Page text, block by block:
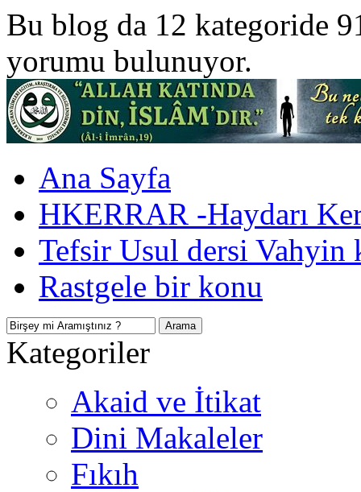
Bu blog da 12 kategoride
yorumu bulunuyor.
Ana Sayfa
HKERRAR -Haydarı
Tefsir Usul dersi Vahyin
Rastgele bir konu
Kategoriler
Akaid ve İtikat
Dini Makaleler
Fıkıh